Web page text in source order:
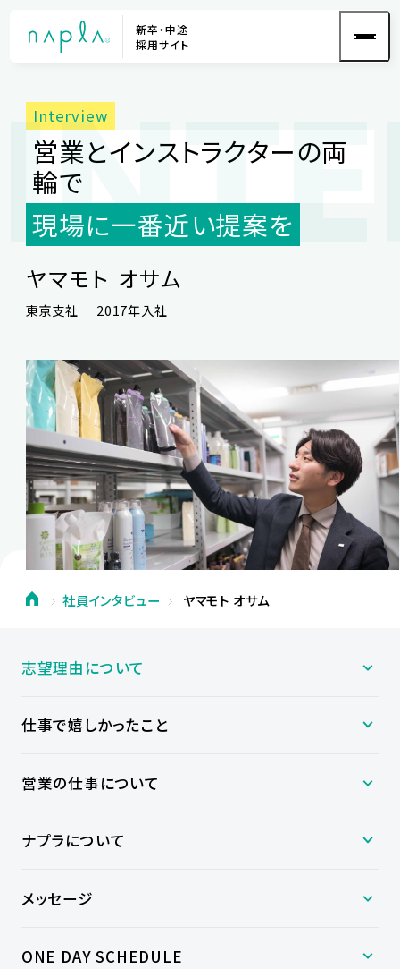
新卒・中途
採用サイト
営業とインストラクターの両
輪で
現場に一番近い提案を
ヤマモト オサム
東京支社 2017年入社
社員インタビュー ヤマモト オサム
志望理由について
仕事で嬉しかったこと
営業の仕事について
ナプラについて
メッセージ
ONE DAY SCHEDULE